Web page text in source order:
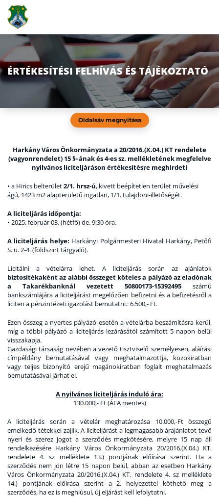
ÉRTÉKESÍTÉSI FELHÍVÁS ÉS TÁJÉKOZTATÓ
Oldalsáv megnyitása
Harkány Város Önkormányzata a 20/2016.(X.04.) KT rendelete
(vagyonrendelet) 15 §–ának és 4-es sz. mellékletének megfelelve
nyilvános liciteljáráson értékesítésre meghirdeti
• a Hirics belterület2/1. hrsz-ú, kivett beépítetlen terület művelési
ágú, 1423 m2 alapterületű ingatlan, 1/1. tulajdoni-illetőségét.
A liciteljárás időpontja:
• 2025. február 03. (hétfő) de. 9:30 óra.
A liciteljárás helye: Harkányi Polgármesteri Hivatal Harkány, Petőfi
S. u. 2-4. (földszint tárgyaló).
Licitálni a vételárra lehet. A liciteljárás során az ajánlatok
biztosítékaként az alábbi összeget köteles a pályázó az eladónak
a Takarékbanknál vezetett 50800173-15392495 számú
bankszámlájára a liciteljárást megelőzően befizetni és a befizetésről a
liciten a pénzintézeti igazolást bemutatni.: 6.500,- Ft.
Ezen összeg a nyertes pályázó esetén a vételárba beszámításra kerül,
míg a többi pályázó a liciteljárás lezárásától számított 5 napon belül
visszakapja.
Gazdasági társaság nevében a vezető tisztviselő személyesen, aláírási
címpéldány bemutatásával vagy meghatalmazottja, közokiratban
vagy teljes bizonyító erejű magánokiratban foglalt meghatalmazás
bemutatásával járhat el.
A nyilvános liciteljárás induló ára:
130.000,- Ft (ÁFA mentes)
A liciteljárás során a vételár meghatározása 10.000,-Ft összegű
emelkedő tétekkel zajlik. A liciteljárást a legmagasabb árajánlatot tevő
nyeri és szerez jogot a szerződés megkötésére, melyre 15 nap áll
rendelkezésére Harkány Város Önkormányzata 20/2016.(X.04.) KT.
rendelete 4. sz melléklete 13.) pontjának előírása szerint. Ha a
szerződés nem jön létre 15 napon belül, abban az esetben Harkány
Város Önkormányzata 20/2016.(X.04.) KT. rendelete 4. sz melléklete
14.) pontjának előírása szerint a 2. helyezettel köthető meg a
szerződés, ha ez is meghiúsul, új eljárást kell lefolytatni.